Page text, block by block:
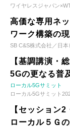
ワイヤレスジャパン
高価な専用ネ
ワーク構築の
SB C&S株式会社／日
【基調講演・
5Gの更なる普
ローカル5Gサミット
ローカル5Gサミット
【セッション
ローカル５Ｇ